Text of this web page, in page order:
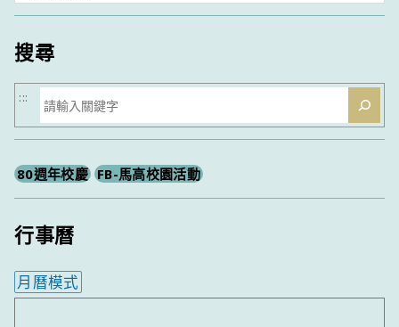
類
搜尋
搜
尋
:::
80週年校慶 FB-馬高校園活動
行事曆
月曆模式